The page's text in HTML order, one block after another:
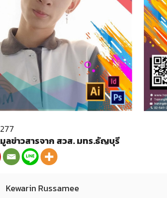
277
ลข่าวสารจาก สวส. มทร.ธัญบุรี
Kewarin Russamee